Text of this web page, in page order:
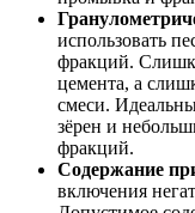
использовать
фракций.
цемента, а
смеси.
зёрен и
фракций.
Содержание
включения